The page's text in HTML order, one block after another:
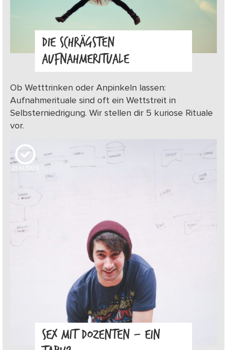
DIE SCHRÄGSTEN
AUFNAHMERITUALE
Ob Wetttrinken oder Anpinkeln lassen:
Aufnahmerituale sind oft ein Wettstreit in
Selbsterniedrigung. Wir stellen dir 5 kuriose Rituale
vor.
23 KUDOS
SEX MIT DOZENTEN – EIN